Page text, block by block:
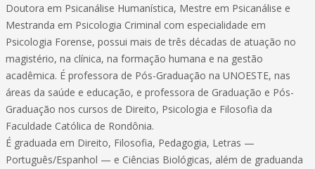
Doutora em Psicanálise Humanística, Mestre em Psicanálise e
Mestranda em Psicologia Criminal com especialidade em
Psicologia Forense, possui mais de três décadas de atuação no
magistério, na clínica, na formação humana e na gestão
acadêmica. É professora de Pós-Graduação na UNOESTE, nas
áreas da saúde e educação, e professora de Graduação e Pós-
Graduação nos cursos de Direito, Psicologia e Filosofia da
Faculdade Católica de Rondônia.
É graduada em Direito, Filosofia, Pedagogia, Letras —
Português/Espanhol — e Ciências Biológicas, além de graduanda